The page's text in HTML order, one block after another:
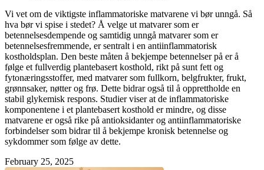
Vi vet om de viktigste inflammatoriske matvarene vi bør unngå. Så
hva bør vi spise i stedet? Å velge ut matvarer som er
betennelsesdempende og samtidig unngå matvarer som er
betennelsesfremmende, er sentralt i en antiinflammatorisk
kostholdsplan. Den beste måten å bekjempe betennelser på er å
følge et fullverdig plantebasert kosthold, rikt på sunt fett og
fytonæringsstoffer, med matvarer som fullkorn, belgfrukter, frukt,
grønnsaker, nøtter og frø. Dette bidrar også til å opprettholde en
stabil glykemisk respons. Studier viser at de inflammatoriske
komponentene i et plantebasert kosthold er mindre, og disse
matvarene er også rike på antioksidanter og antiinflammatoriske
forbindelser som bidrar til å bekjempe kronisk betennelse og
sykdommer som følge av dette.
February 25, 2025